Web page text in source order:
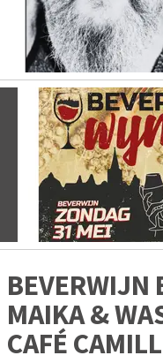
Vorige
BEVERWIJN
MAIKA &
CAFÉ